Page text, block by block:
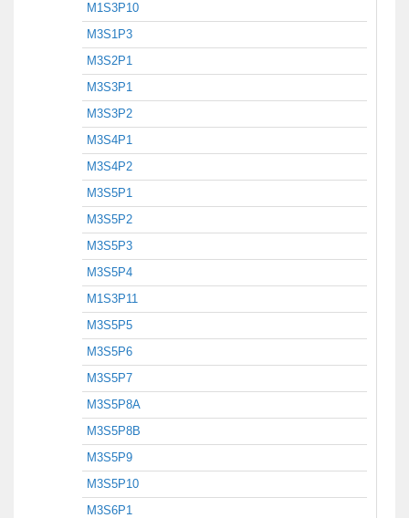
M1S3P10
M3S1P3
M3S2P1
M3S3P1
M3S3P2
M3S4P1
M3S4P2
M3S5P1
M3S5P2
M3S5P3
M3S5P4
M1S3P11
M3S5P5
M3S5P6
M3S5P7
M3S5P8A
M3S5P8B
M3S5P9
M3S5P10
M3S6P1